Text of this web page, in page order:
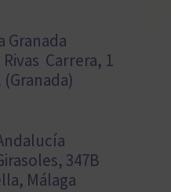
Granada
Carrera, 1
347B
Málaga